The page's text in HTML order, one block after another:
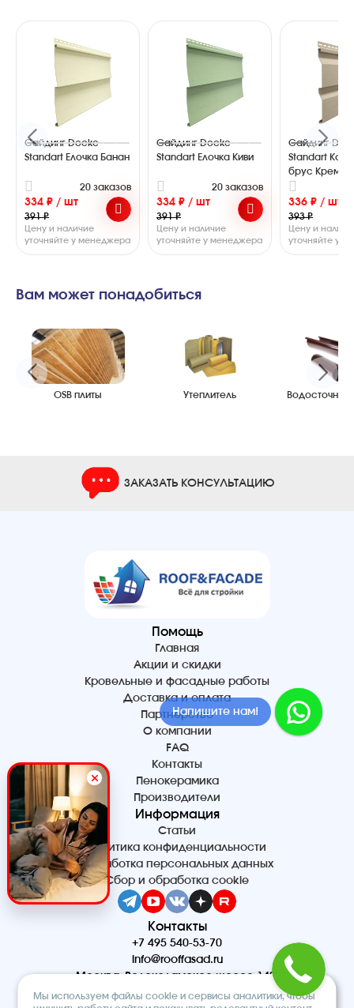
Сайдинг Docke
Standart Елочка Банан
20 заказов
334 ₽ / шт
391 ₽
Цену и наличие
уточняйте у менеджера
Сайдинг Docke
Standart Елочка Киви
20 заказов
334 ₽ / шт
391 ₽
Цену и наличие
уточняйте у менеджера
Сайдинг
Standart
брус Крем-
336 ₽ / шт
393 ₽
Цену и
уточняйте у
Вам может понадобиться
OSB плиты Утеплитель
ЗАКАЗАТЬ КОНСУЛЬТАЦИЮ
Помощь
Главная
Акции и скидки
Кровельные и фасадные работы
Доставка и оплата
Партнерство
О компании
FAQ
Контакты
Пенокерамика
Производители
Информация
Статьи
Политика конфиденциальности
Обработка персональных данных
Сбор и обработка cookie
Контакты
+7 495 540-53-70
info@rooffasad.ru
Москва, Волоколамское шоссе 142,
офис 606, 6 этаж
Мы используем файлы cookie и сервисы аналитики, чтобы
Напишите нам!